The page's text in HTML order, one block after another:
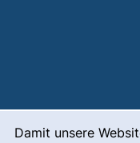
Damit unsere